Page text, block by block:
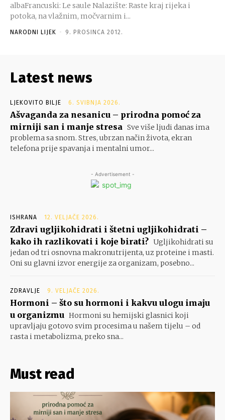
albaFrancuski: Le saule Nalazište: Raste kraj rijeka i
potoka, na vlažnim, močvarnim i...
NARODNI LIJEK - 9. PROSINCA 2012.
Latest news
LJEKOVITO BILJE 6. SVIBNJA 2026.
Ašvaganda za nesanicu – prirodna pomoć za
mirniji san i manje stresa Sve više ljudi danas ima
problema sa snom. Stres, ubrzan način života, ekran
telefona prije spavanja i mentalni umor...
- Advertisement -
ISHRANA 12. VELJAČE 2026.
Zdravi ugljikohidrati i štetni ugljikohidrati –
kako ih razlikovati i koje birati? Ugljikohidrati su
jedan od tri osnovna makronutrijenta, uz proteine i masti.
Oni su glavni izvor energije za organizam, posebno...
ZDRAVLJE 9. VELJAČE 2026.
Hormoni – što su hormoni i kakvu ulogu imaju
u organizmu Hormoni su hemijski glasnici koji
upravljaju gotovo svim procesima u našem tijelu – od
rasta i metabolizma, preko sna...
Must read